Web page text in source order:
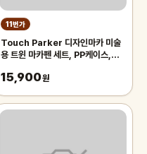
11번가
Touch Parker 디자인마카 미술
용 트윈 마카펜 세트, PP케이스,
15,900원